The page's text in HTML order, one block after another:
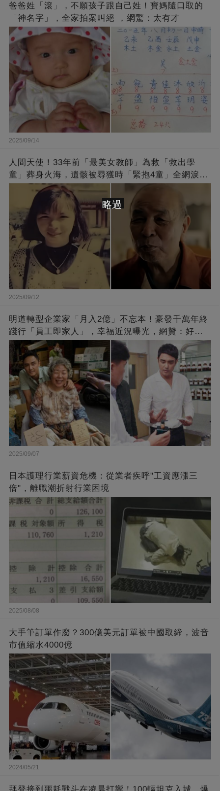
爸爸姓「滾」，不願孩子跟自己姓！寶媽隨口取的
「神名字」，全家拍案叫絕 ，網驚：太有才
2025/09/14
人間天使！33年前「最美女教師」為救「救出學
童」葬身火海，遺骸被尋獲時「緊抱4童」全網淚
崩：真正的英雄不該被遺忘
2025/09/12
明道轉型企業家「月入2億」不忘本！豪發千萬年終
踐行「員工即家人」，幸福近況曝光，網贊：好老
闆的福報
2025/09/07
日本護理行業薪資危機：從業者疾呼"工資應漲三
倍"，離職潮折射行業困境
2025/08/08
大手筆訂單作廢？300億美元訂單被中國取締，波音
市值縮水4000億
2024/05/21
略過